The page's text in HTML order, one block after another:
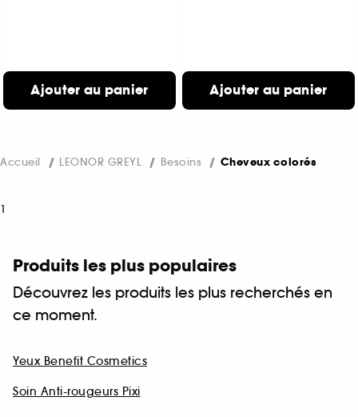
Ajouter au panier Ajouter au panier
Accueil LEONOR GREYL Besoins Cheveux colorés
1
Produits les plus populaires
Découvrez les produits les plus recherchés en
ce moment.
Yeux Benefit Cosmetics
Soin Anti-rougeurs Pixi